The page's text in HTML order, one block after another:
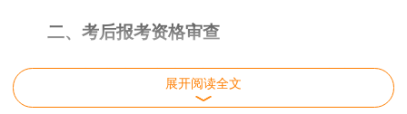
二、考后报考资格审查
Q：考试科目成绩全部合格，还需要注意什
么？
展开阅读全文